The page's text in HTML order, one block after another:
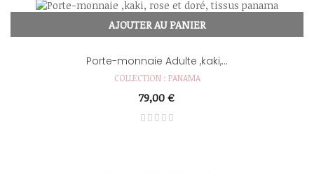
AJOUTER AU PANIER
Porte-monnaie Adulte ,kaki,...
COLLECTION : PANAMA
79,00 €